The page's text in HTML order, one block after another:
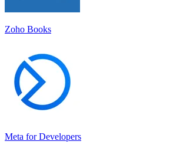
Zoho Books
Meta for Developers